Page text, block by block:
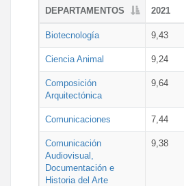
DEPARTAMENTOS 2021
Biotecnología 9,43
Ciencia Animal 9,24
Composición
Arquitectónica
9,64
Comunicaciones 7,44
Comunicación
Audiovisual,
Documentación e
Historia del Arte
9,38